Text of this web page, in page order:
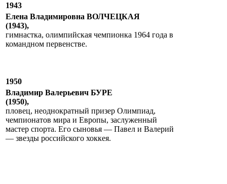
1943
Елена Владимировна ВОЛЧЕЦКАЯ
(1943),
гимнастка, олимпийская чемпионка 1964 года в
командном первенстве.
1950
Владимир Валерьевич БУРЕ
(1950),
пловец, неоднократный призер Олимпиад,
чемпионатов мира и Европы, заслуженный
мастер спорта. Его сыновья — Павел и Валерий
— звезды российского хоккея.